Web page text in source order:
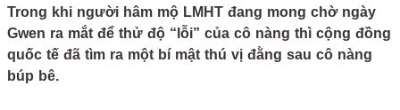
Trong khi người hâm mộ LMHT đang mong chờ ngày
Gwen ra mắt để thử độ “lỗi” của cô nàng thì cộng đồng
quốc tế đã tìm ra một bí mật thú vị đằng sau cô nàng
búp bê.